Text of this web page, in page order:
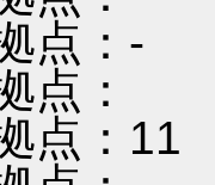
：-
：
：11